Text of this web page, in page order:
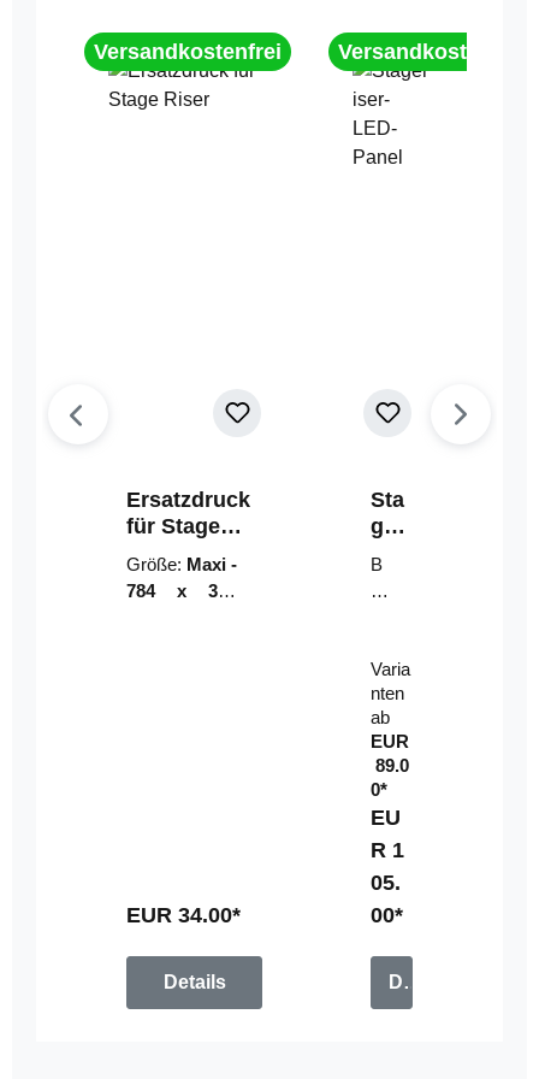
Versandkostenfrei
Ersatzdruck
für Stage
Riser
Größe: Maxi -
784 x 314
EUR 34.00*
Details
Versandkostenfrei
Sta
geri
ser-
LE
D-
el
B
un
mi
t
Fe
rn
be
di
en
u
n
g
Varia
nten
ab
EUR
89.0
0*
EU
R 1
05.
00*
Details